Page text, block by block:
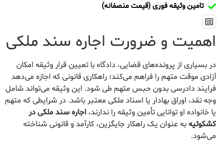
تامین وثیقه فوری (قیمت منصفانه)
اهمیت و ضرورت اجاره سند ملکی
در بسیاری از پرونده‌های قضایی، دادگاه با تعیین قرار وثیقه امکان
آزادی موقت متهم را فراهم می‌کند؛ راهکاری قانونی که اجازه می‌دهد
فرایند دادرسی بدون حبس متهم طی شود. این وثیقه می‌تواند شامل
وجه نقد، اوراق بهادار یا اسناد ملکی معتبر باشد. در شرایطی که متهم
یا خانواده او توانایی تأمین وثیقه را ندارند، اجاره سند ملکی در
کشکوئیهبه عنوان یک راهکار جایگزین، کارآمد و قانونی شناخته
می‌شود.